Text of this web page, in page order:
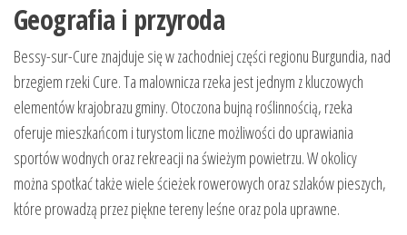
Geografia i przyroda
Bessy-sur-Cure znajduje się w zachodniej części regionu Burgundia, nad
brzegiem rzeki Cure. Ta malownicza rzeka jest jednym z kluczowych
elementów krajobrazu gminy. Otoczona bujną roślinnością, rzeka
oferuje mieszkańcom i turystom liczne możliwości do uprawiania
sportów wodnych oraz rekreacji na świeżym powietrzu. W okolicy
można spotkać także wiele ścieżek rowerowych oraz szlaków pieszych,
które prowadzą przez piękne tereny leśne oraz pola uprawne.